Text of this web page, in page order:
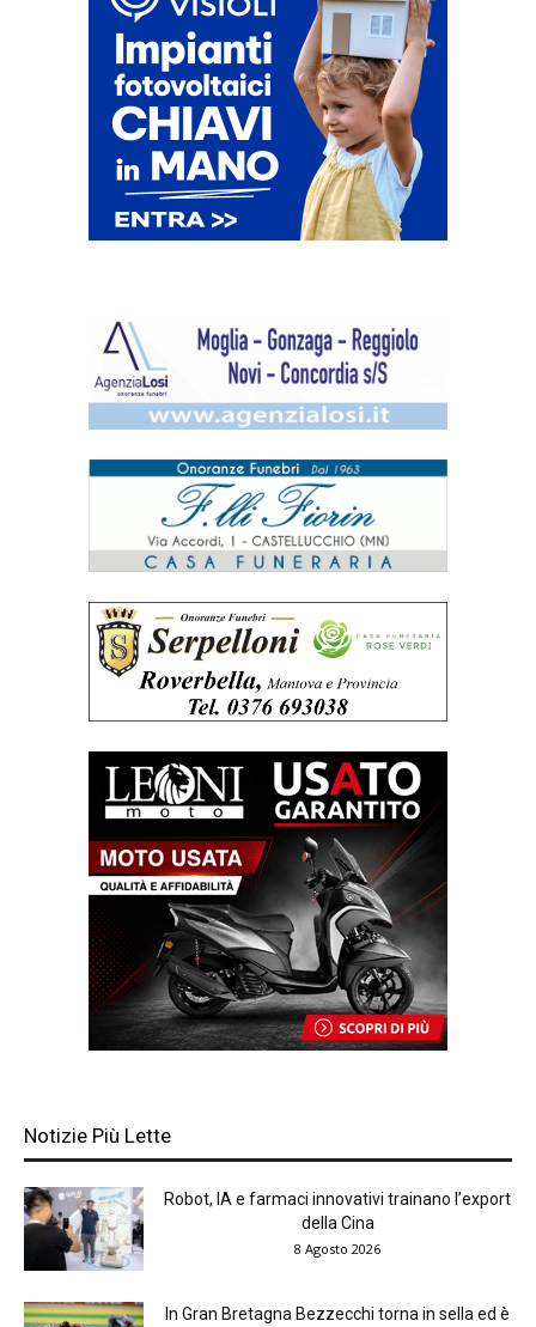
Notizie Più Lette
Robot, IA e farmaci innovativi trainano l’export
della Cina
8 Agosto 2026
In Gran Bretagna Bezzecchi torna in sella ed è